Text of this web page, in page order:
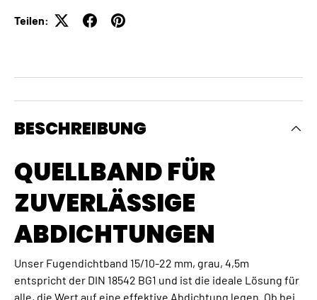
Teilen:
BESCHREIBUNG
QUELLBAND FÜR
ZUVERLÄSSIGE
ABDICHTUNGEN
Unser Fugendichtband 15/10-22 mm, grau, 4,5m
entspricht der DIN 18542 BG1 und ist die ideale Lösung für
alle, die Wert auf eine effektive Abdichtung legen. Ob bei